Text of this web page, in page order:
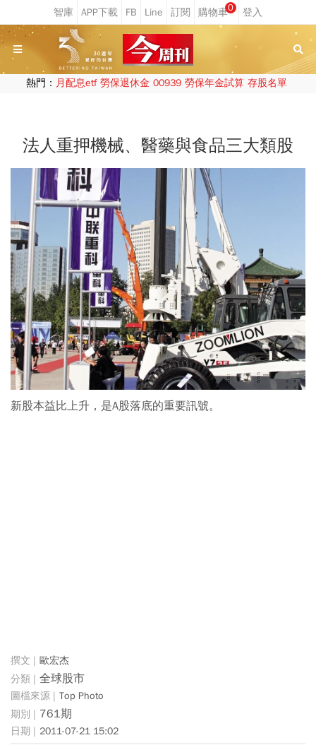
0
熱門： 月配息etf 勞保退休金 00939 勞保年金試算 存股名單
法人重押機械、醫藥與食品三大類股
新股本益比上升，是A股落底的重要訊號。
歐宏杰
全球股市
Top Photo
761期
2011-07-21 15:02